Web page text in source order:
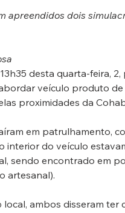
apreendidos dois
desta quarta-feira,
veículo produto
proximidades da
em patrulhamento,
interior do veículo
sendo encontrado em
artesanal).
ambos disseram ter